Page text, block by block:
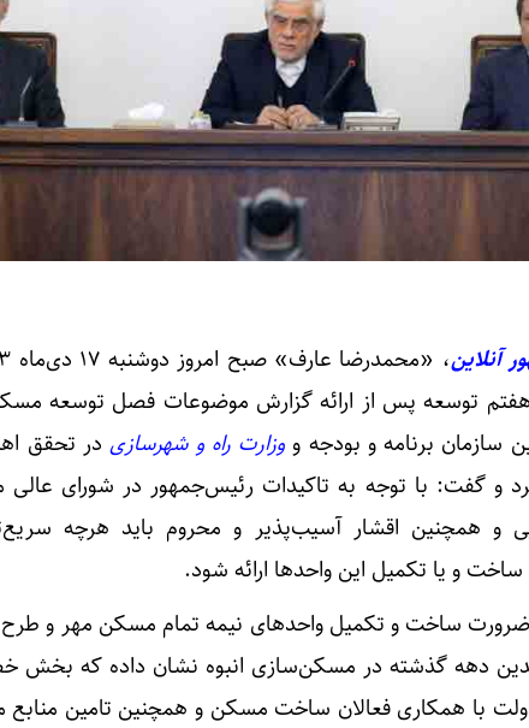
آنلاین
هفتم توسعه پس از ارائه گزارش موضوعات فصل توسعه
سازمان برنامه و بودجه و وزارت راه و شهرسازیدر تحقق
کرد و گفت: با توجه به تاکیدات رئیس‌جمهور در شورای
و همچنین اقشار آسیب‌پذیر و محروم باید هرچه
و یا تکمیل این واحدها ارائه شود.
ضرورت ساخت و تکمیل واحدهای نیمه تمام مسکن مهر و
دهه گذشته در مسکن‌سازی انبوه نشان داده که بخش
با همکاری فعالان ساخت مسکن و همچنین تامین منابع